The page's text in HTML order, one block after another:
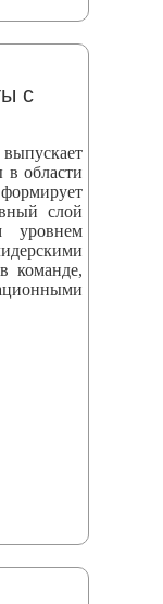
с
в области
слой
уровнем
команде,